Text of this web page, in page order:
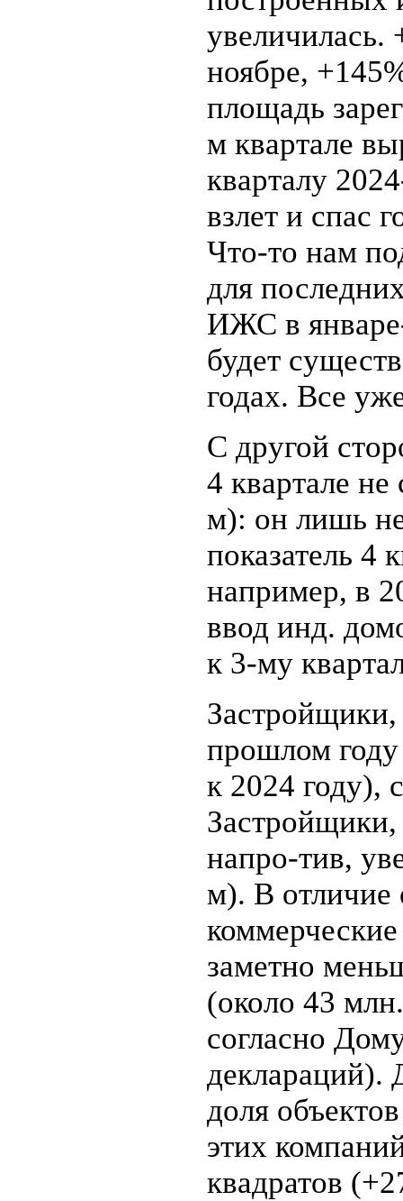
увеличилась.
ноябре,
площадь
м квартале
кварталу
взлет и спас
Что-то нам
для
ИЖС в
будет
годах. Все
С другой
4 квартале
м): он лишь
показатель 4
например, в
ввод инд.
к 3-му
прошлом
к 2024 году),
напро-тив,
м). В отличие
заметно
(около 43
согласно
деклараций).
доля
этих
квадратов